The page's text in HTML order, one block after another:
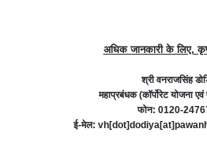
अधिक जानकारी के लिए,
श्री वनराजसिंह
महाप्रबंधक (कॉर्पोरेट योजना
फोन: 0120-
ई-मेल: